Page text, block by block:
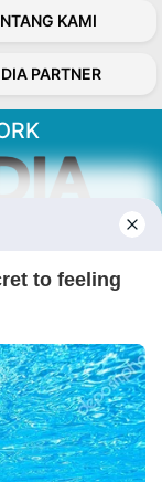
KAMI
PARTNER
aktual dan
berbaik sangka